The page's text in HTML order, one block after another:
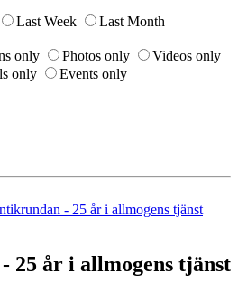
Last Week
Last Month
only Photos only
Videos only
only
Events only
- 25 år i allmogens tjänst
25 år i allmogens tjänst